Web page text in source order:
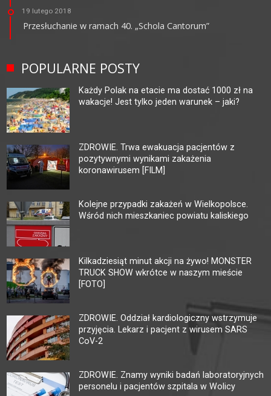
19 lutego 2018
Przesłuchanie w ramach 40. „Schola Cantorum”
POPULARNE POSTY
Każdy Polak na etacie ma dostać 1000 zł na
wakacje! Jest tylko jeden warunek – jaki?
ZDROWIE. Trwa ewakuacja pacjentów z
pozytywnymi wynikami zakażenia
koronawirusem [FILM]
Kolejne przypadki zakażeń w Wielkopolsce.
Wśród nich mieszkaniec powiatu kaliskiego
Kilkadziesiąt minut akcji na żywo! MONSTER
TRUCK SHOW wkrótce w naszym mieście
[FOTO]
ZDROWIE. Oddział kardiologiczny wstrzymuje
przyjęcia. Lekarz i pacjent z wirusem SARS
CoV-2
ZDROWIE. Znamy wyniki badań laboratoryjnych
personelu i pacjentów szpitala w Wolicy